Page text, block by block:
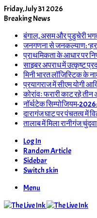
Friday, July 31 2026
Breaking News
बंगाल, असम और पुडुचेरी
जनगणना से जनकल्याण: ‘हर
प्राथमिकता के आधार पर
साइबर अपराध में उत्कृष्ट
मिनी भारत लॉजिस्टिक के
प्रयागराज में सीएम योगी
कोरांवः फरारी काट रहे
नॉर्थटेक सिम्पोजियम-
दारागंज घाट पर पंचतत्व में
तालाब में मिला रानीगंज
Log In
Random Article
Sidebar
Switch skin
Menu